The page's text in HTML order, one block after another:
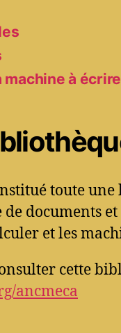
machine à écrire
toute
documents
et les
cette
ancmeca